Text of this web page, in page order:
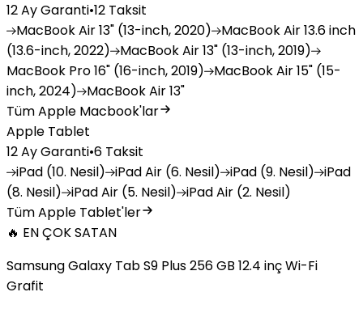
12 Ay Garanti•12 Taksit
MacBookAir 13" (13-inch, 2020) MacBookAir 13.6 inch
(13.6-inch, 2022)
MacBookAir 13" (13-inch, 2019)
MacBook Pro 16" (16-inch, 2019) MacBookAir 15" (15-
inch, 2024)
MacBookAir 13"
Tüm Apple Macbook'lar
Apple Tablet
12 Ay Garanti•6 Taksit
iPad (10. Nesil) iPadAir (6. Nesil) iPad (9. Nesil) iPad
(8. Nesil) iPadAir (5. Nesil) iPadAir (2. Nesil)
Tüm Apple Tablet'ler
🔥 EN ÇOK SATAN
Samsung Galaxy Tab S9 Plus 256 GB 12.4 inç Wi-Fi
Grafit